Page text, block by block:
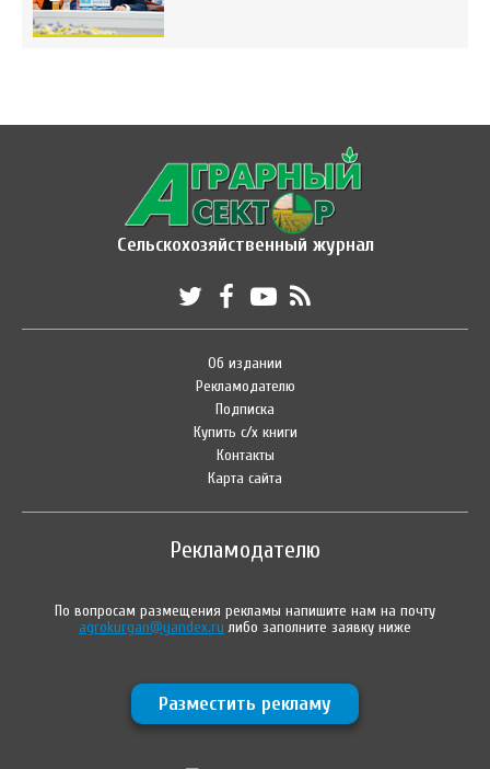
Сельскохозяйственный журнал
Об издании
Рекламодателю
Подписка
Купить с/х книги
Контакты
Карта сайта
Рекламодателю
По вопросам размещения рекламы напишите нам на почту
agrokurgan@yandex.ru либо заполните заявку ниже
Разместить рекламу